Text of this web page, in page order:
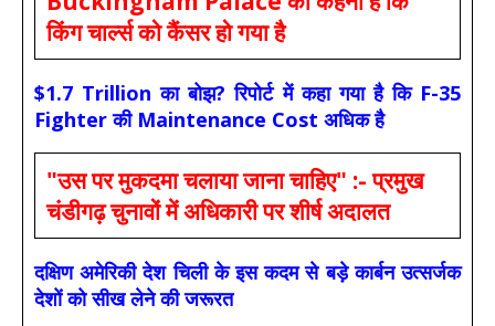
किंग चार्ल्स को कैंसर हो गया है
$1.7 Trillion का बोझ? रिपोर्ट में कहा गया है कि F-35
Fighter की Maintenance Cost अधिक है
"उस पर मुकदमा चलाया जाना चाहिए" :- प्रमुख
चंडीगढ़ चुनावों में अधिकारी पर शीर्ष अदालत
दक्षिण अमेरिकी देश चिली के इस कदम से बड़े कार्बन उत्सर्जक
देशों को सीख लेने की जरूरत